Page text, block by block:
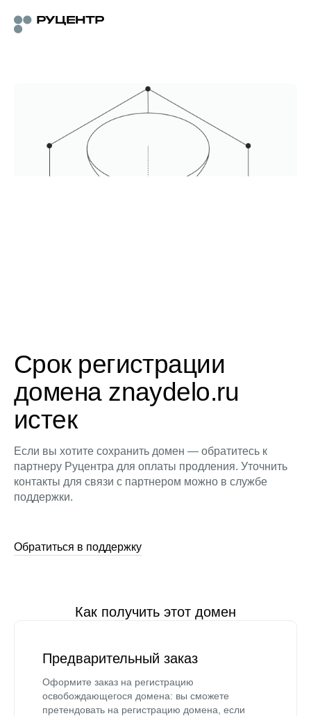
Срок регистрации
домена znaydelo.ru
истек
Если вы хотите сохранить домен — обратитесь к
партнеру Руцентра для оплаты продления. Уточнить
контакты для связи с партнером можно в службе
поддержки.
Обратиться в поддержку
Как получить этот домен
Предварительный заказ
Оформите заказ на регистрацию
освобождающегося домена: вы сможете
претендовать на регистрацию домена, если